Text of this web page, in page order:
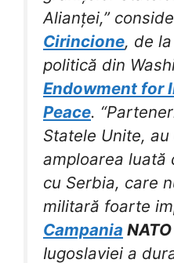
Alianței,”
Cirincione, de
politică din
Endowment for
Peace.
Statele Unite,
amploarea luată
cu Serbia, care
militară foarte
Campania NATO
Iugoslaviei a